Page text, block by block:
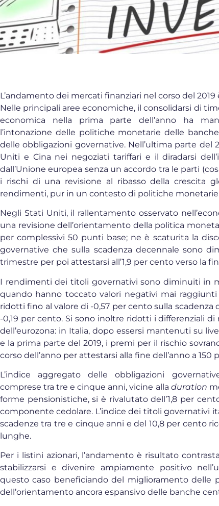
L’andamento dei mercati finanziari nel corso del
Nelle principali aree economiche, il consolidarsi di
economica nella prima parte dell’anno ha
l’intonazione delle politiche monetarie delle
delle obbligazioni governative. Nell’ultima parte del
Uniti e Cina nei negoziati tariffari e il diradarsi
dall’Unione europea senza un accordo tra le parti
i rischi di una revisione al ribasso della crescita
rendimenti, pur in un contesto di politiche monetarie
Negli Stati Uniti, il rallentamento osservato
una revisione dell’orientamento della politica
per complessivi 50 punti base; ne è scaturita la
governative che sulla scadenza decennale sono
trimestre per poi attestarsi all’1,9 per cento verso la
I rendimenti dei titoli governativi sono diminuiti in
quando hanno toccato valori negativi mai raggiunti
ridotti fino al valore di -0,57 per cento sulla scadenza
-0,19 per cento. Si sono inoltre ridotti i differenziali
dell’eurozona: in Italia, dopo essersi mantenuti su
e la prima parte del 2019, i premi per il rischio
corso dell’anno per attestarsi alla fine dell’anno a 150
L’indice aggregato delle obbligazioni
comprese tra tre e cinque anni, vicine alla duration
forme pensionistiche, si è rivalutato dell’1,8 per
componente cedolare. L’indice dei titoli governativi
scadenze tra tre e cinque anni e del 10,8 per cento
lunghe.
Per i listini azionari, l’andamento è risultato
stabilizzarsi e divenire ampiamente positivo
questo caso beneficiando del miglioramento delle
dell’orientamento ancora espansivo delle banche